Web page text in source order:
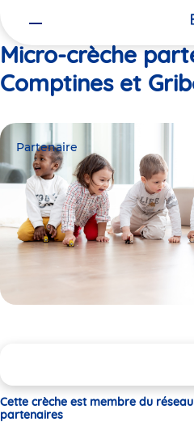
Micro-crèche
Comptines et
Partenaire
Cette crèche est membre du
partenaires